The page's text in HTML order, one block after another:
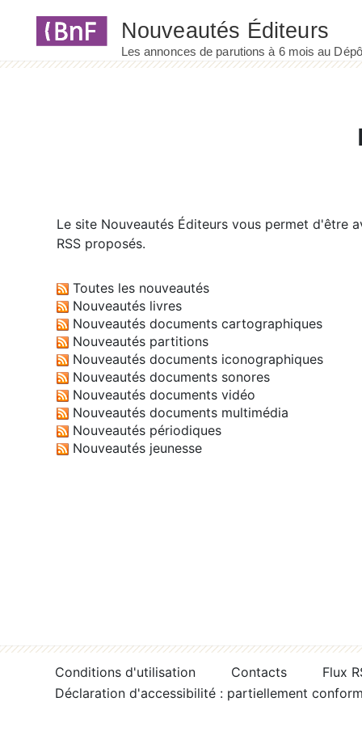
Le site Nouveautés Éditeurs vous permet d'être
RSS proposés.
Toutes les nouveautés
Nouveautés livres
Nouveautés documents cartographiques
Nouveautés partitions
Nouveautés documents iconographiques
Nouveautés documents sonores
Nouveautés documents vidéo
Nouveautés documents multimédia
Nouveautés périodiques
Nouveautés jeunesse
Conditions d'utilisation Contacts
Flux
Déclaration d'accessibilité : partiellement